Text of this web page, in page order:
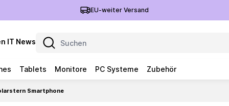
EU-weiter Versand
IT News
Tablets Monitore PC Systeme Zubehör
Smartphone